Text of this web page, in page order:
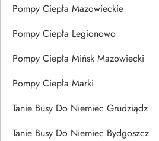
Pompy Ciepła Mazowieckie
Pompy Ciepła Legionowo
Pompy Ciepła Mińsk Mazowiecki
Pompy Ciepła Marki
Tanie Busy Do Niemiec Grudziądz
Tanie Busy Do Niemiec Bydgoszcz